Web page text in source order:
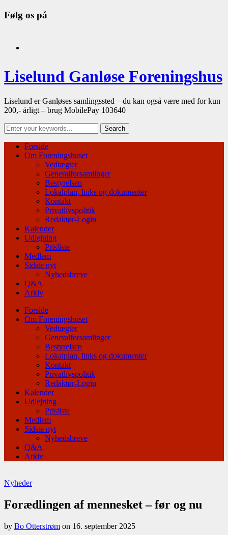
Følg os på
Liselund Ganløse Foreningshus
Liselund er Ganløses samlingssted – du kan også være med for kun
200,- årligt – brug MobilePay 103640
Forside
Om Foreningshuset
Vedtægter
Generalforsamlinger
Bestyrelsen
Lokalplan, links og dokumenter
Kontakt
Privatlivspolitik
Redaktør-Login
Kalender
Udlejning
Prisliste
Medlem
Sidste nyt
Nyhedsbreve
Q&A
Arkiv
Forside
Om Foreningshuset
Vedtægter
Generalforsamlinger
Bestyrelsen
Lokalplan, links og dokumenter
Kontakt
Privatlivspolitik
Redaktør-Login
Kalender
Udlejning
Prisliste
Medlem
Sidste nyt
Nyhedsbreve
Q&A
Arkiv
Nyheder
Forædlingen af mennesket – før og nu
by Bo Otterstrøm on 16. september 2025